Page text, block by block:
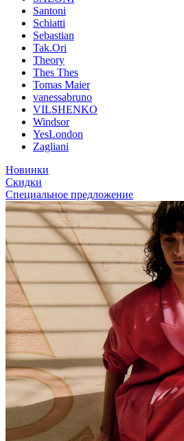
Santoni
Schiatti
Sebastian
Tak.Ori
Theory
Thes Thes
Tomas Maier
vanessabruno
VILSHENKO
Windsor
YesLondon
Zagliani
Новинки
Скидки
Специальное предложение